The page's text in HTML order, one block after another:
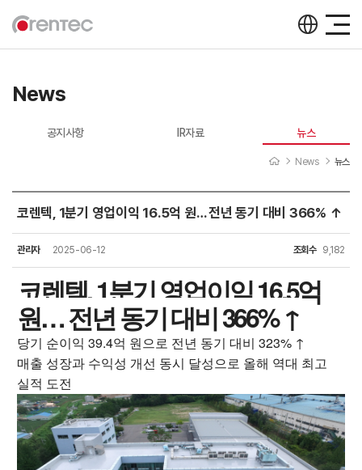
News
공지사항 IR자료 뉴스
News 뉴스
뉴스
코렌텍, 1분기 영업이익 16.5억 원… 전년 동기 대비 366% ↑
관리자 2025-06-12 조회수 9,182
코렌텍, 1분기 영업이익 16.5억
원… 전년 동기 대비 366% ↑
당기 순이익 39.4억 원으로 전년 동기 대비 323% ↑
매출 성장과 수익성 개선 동시 달성으로 올해 역대 최고
실적 도전